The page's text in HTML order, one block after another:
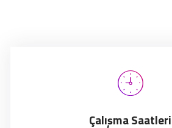
Çalışma Saatleri